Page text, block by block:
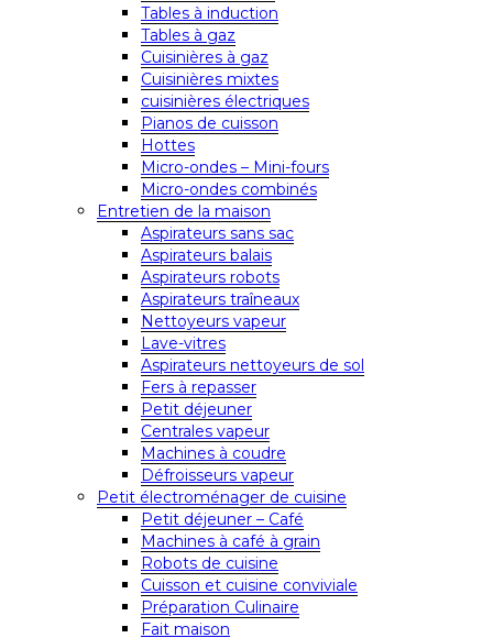
Tables à induction
Tables à gaz
Cuisinières à gaz
Cuisinières mixtes
cuisinières électriques
Pianos de cuisson
Hottes
Micro-ondes – Mini-fours
Micro-ondes combinés
Entretien de la maison
Aspirateurs sans sac
Aspirateurs balais
Aspirateurs robots
Aspirateurs traîneaux
Nettoyeurs vapeur
Lave-vitres
Aspirateurs nettoyeurs de sol
Fers à repasser
Petit déjeuner
Centrales vapeur
Machines à coudre
Défroisseurs vapeur
Petit électroménager de cuisine
Petit déjeuner – Café
Machines à café à grain
Robots de cuisine
Cuisson et cuisine conviviale
Préparation Culinaire
Fait maison